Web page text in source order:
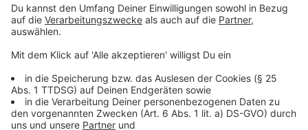
gesicherte Fenster und Terrassentüren haben Profi-
Einbrecher dagegen oft in wenigen Minuten
aufgehebelt.